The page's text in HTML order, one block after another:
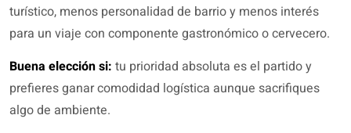
turístico, menos personalidad de barrio y menos interés
para un viaje con componente gastronómico o cervecero.
Buena elección si: tu prioridad absoluta es el partido y
prefieres ganar comodidad logística aunque sacrifiques
algo de ambiente.